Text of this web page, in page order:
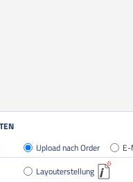
Upload nach Order
Layouterstellung